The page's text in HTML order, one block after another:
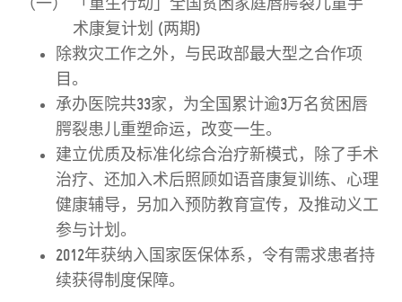
（一）
「重生行动」全国贫困家庭唇腭裂儿童手
术康复计划 (两期)
除救灾工作之外，与民政部最大型之合作项
目。
承办医院共33家，为全国累计逾3万名贫困唇
腭裂患儿重塑命运，改变一生。
建立优质及标准化综合治疗新模式，除了手术
治疗、还加入术后照顾如语音康复训练、心理
健康辅导，另加入预防教育宣传，及推动义工
参与计划。
2012年获纳入国家医保体系，令有需求患者持
续获得制度保障。